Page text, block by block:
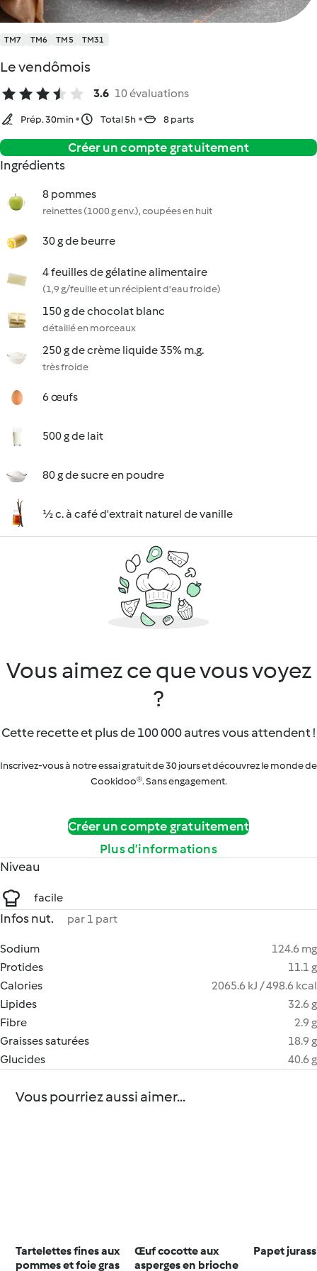
TM7 TM6 TM5 TM31
Le vendômois
3.6 10 évaluations
Prép. 30min Total 5h 8 parts
Créer un compte gratuitement
Ingrédients
8 pommes
reinettes (1000 g env.), coupées en huit
30 g de beurre
4 feuilles de gélatine alimentaire
(1,9 g/feuille et un récipient d'eau froide)
150 g de chocolat blanc
détaillé en morceaux
250 g de crème liquide 35% m.g.
très froide
6 œufs
500 g de lait
80 g de sucre en poudre
½ c. à café d'extrait naturel de vanille
Vous aimez ce que vous voyez
?
Cette recette et plus de 100 000 autres vous attendent !
Inscrivez-vous à notre essai gratuit de 30 jours et découvrez le monde de
Cookidoo®. Sans engagement.
Créer un compte gratuitement
Plus d’informations
Niveau
facile
Infos nut. par 1 part
Sodium
124.6 mg
Protides
11.1 g
Calories
2065.6 kJ / 498.6 kcal
Lipides
32.6 g
Fibre
2.9 g
Graisses saturées
18.9 g
Glucides
40.6 g
Vous pourriez aussi aimer...
Tartelettes fines aux
pommes et foie gras
Œuf cocotte aux
asperges en brioche
Papet